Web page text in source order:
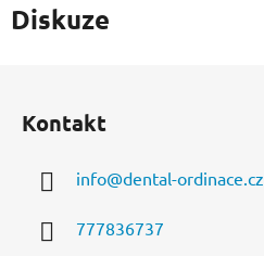
Diskuze
Kontakt
info@dental-ordinace.cz
777836737